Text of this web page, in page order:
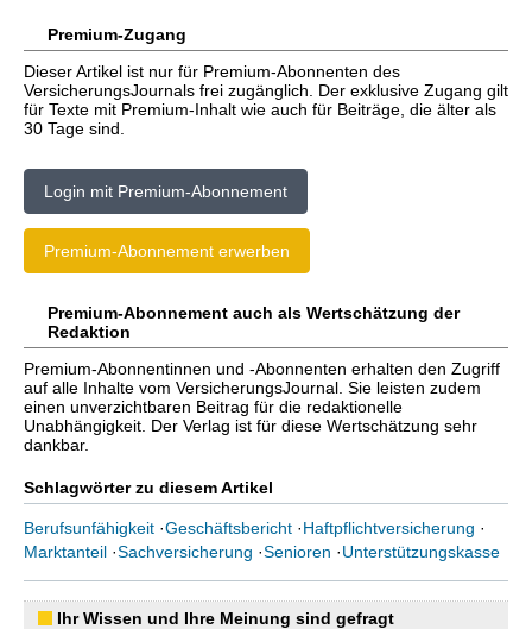
Premium-Zugang
Dieser Artikel ist nur für Premium-Abonnenten des
VersicherungsJournals frei zugänglich. Der exklusive Zugang gilt
für Texte mit Premium-Inhalt wie auch für Beiträge, die älter als
30 Tage sind.
Login mit Premium-Abonnement
Premium-Abonnement erwerben
Premium-Abonnement auch als Wertschätzung der
Redaktion
Premium-Abonnentinnen und -Abonnenten erhalten den Zugriff
auf alle Inhalte vom VersicherungsJournal. Sie leisten zudem
einen unverzichtbaren Beitrag für die redaktionelle
Unabhängigkeit. Der Verlag ist für diese Wertschätzung sehr
dankbar.
Schlagwörter zu diesem Artikel
Berufsunfähigkeit ·Geschäftsbericht ·Haftpflichtversicherung ·
Marktanteil ·Sachversicherung ·Senioren ·Unterstützungskasse
Ihr Wissen und Ihre Meinung sind gefragt